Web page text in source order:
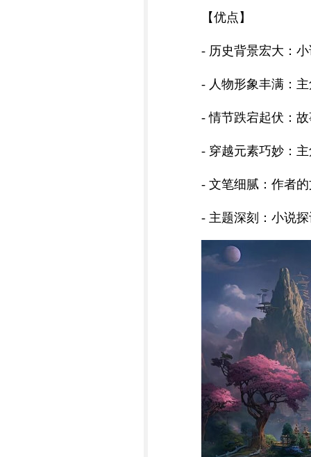
【优点】
- 历史背景宏大：
- 人物形象丰满：
- 情节跌宕起伏：
- 穿越元素巧妙：
- 文笔细腻：作者
- 主题深刻：小说